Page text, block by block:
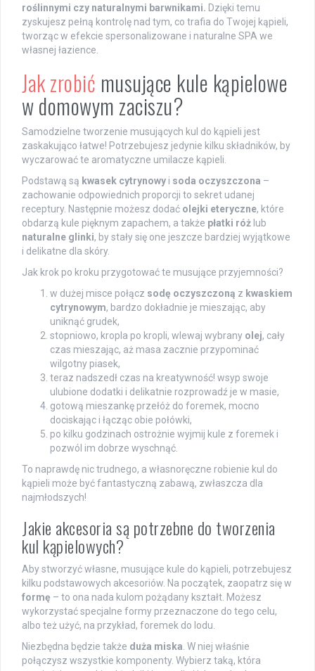
roślinnymi czy naturalnymi barwnikami. Dzięki temu
zyskujesz pełną kontrolę nad tym, co trafia do Twojej kąpieli,
tworząc w efekcie spersonalizowane i naturalne SPA we
własnej łazience.
Jak zrobić musujące kule kąpielowe
w domowym zaciszu?
Samodzielne tworzenie musujących kul do kąpieli jest
zaskakująco łatwe! Potrzebujesz jedynie kilku składników, by
wyczarować te aromatyczne umilacze kąpieli.
Podstawą są kwasek cytrynowy i soda oczyszczona –
zachowanie odpowiednich proporcji to sekret udanej
receptury. Następnie możesz dodać olejki eteryczne, które
obdarzą kule pięknym zapachem, a także płatki róż lub
naturalne glinki, by stały się one jeszcze bardziej wyjątkowe
i delikatne dla skóry.
Jak krok po kroku przygotować te musujące przyjemności?
w dużej misce połącz sodę oczyszczoną z kwaskiem
cytrynowym, bardzo dokładnie je mieszając, aby
uniknąć grudek,
stopniowo, kropla po kropli, wlewaj wybrany olej, cały
czas mieszając, aż masa zacznie przypominać
wilgotny piasek,
teraz nadszedł czas na kreatywność! wsyp swoje
ulubione dodatki i delikatnie rozprowadź je w masie,
gotową mieszankę przełóż do foremek, mocno
dociskając i łącząc obie połówki,
po kilku godzinach ostrożnie wyjmij kule z foremek i
pozwól im dobrze wyschnąć.
To naprawdę nic trudnego, a własnoręczne robienie kul do
kąpieli może być fantastyczną zabawą, zwłaszcza dla
najmłodszych!
Jakie akcesoria są potrzebne do tworzenia
kul kąpielowych?
Aby stworzyć własne, musujące kule do kąpieli, potrzebujesz
kilku podstawowych akcesoriów. Na początek, zaopatrz się w
formę – to ona nada kulom pożądany kształt. Możesz
wykorzystać specjalne formy przeznaczone do tego celu,
albo też użyć, na przykład, foremek do lodu.
Niezbędna będzie także duża miska . W niej właśnie
połączysz wszystkie komponenty. Wybierz taką, która